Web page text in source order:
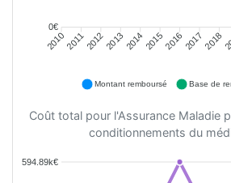
0€
201020112012201320142015201620172018
Montant remboursé Base de
Coût total pour l'Assurance Maladie
conditionnements du
594.89k€